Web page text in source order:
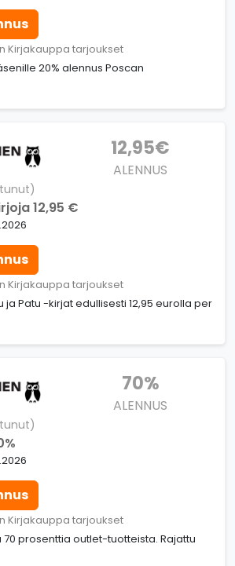
Kirjakauppa tarjoukset
20% alennus Poscan
12,95€
ALENNUS
12,95 €
Kirjakauppa tarjoukset
ja Patu -kirjat edullisesti 12,95 eurolla per
70%
ALENNUS
Kirjakauppa tarjoukset
70 prosenttia outlet-tuotteista. Rajattu